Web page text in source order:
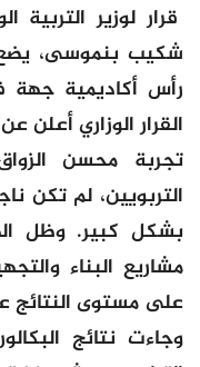
قرار لوزير التربية
شكيب بنموسى،
رأس أكاديمية جهة
القرار الوزاري
تجربة محسن
التربويين، لم تكن
بشكل كبير. وظل
مشاريع البناء
على مستوى النتائج
وجاءت نتائج